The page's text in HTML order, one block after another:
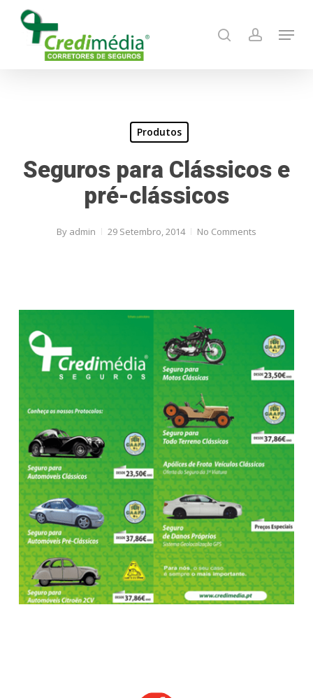
search account
Menu
Produtos
Seguros para Clássicos e
pré-clássicos
By admin 29 Setembro, 2014 No Comments